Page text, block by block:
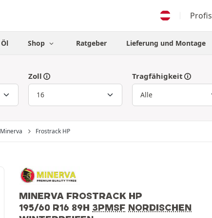
Profis
Öl Shop Ratgeber Lieferung und Montage
Zoll Tragfähigkeit
Minerva Frostrack HP
MINERVA FROSTRACK HP
195/60 R16 89H 3PMSF NORDISCHEN